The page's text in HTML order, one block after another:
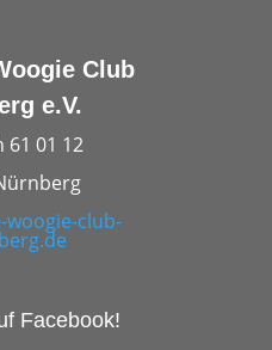
Club
e.V.
61 01 12
woogie-club-
Facebook!